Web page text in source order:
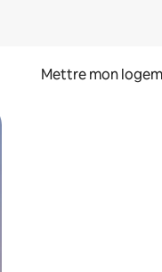
Mettre mon